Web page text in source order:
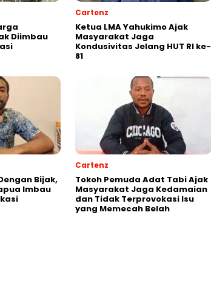
Diimbau
Cartenz
Ketua LMA Yahukimo Ajak
Masyarakat Jaga
Kondusivitas Jelang HUT RI ke-
81
Bijak,
Imbau
Cartenz
Tokoh Pemuda Adat Tabi Ajak
Masyarakat Jaga Kedamaian
dan Tidak Terprovokasi Isu
yang Memecah Belah